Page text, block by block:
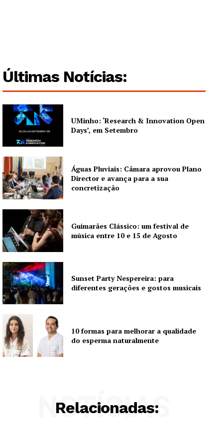
Institucional
Artigos
Edição Digital
Grande Entrevista
Publicidade
Quero ser Assinante
Últimas Notícias:
UMinho: ‘Research & Innovation Open
Days’, em Setembro
Águas Pluviais: Câmara aprovou Plano
Director e avança para a sua
concretização
Guimarães Clássico: um festival de
música entre 10 e 15 de Agosto
Sunset Party Nespereira: para
diferentes gerações e gostos musicais
10 formas para melhorar a qualidade
do esperma naturalmente
Relacionadas:
NOTÍCIAS